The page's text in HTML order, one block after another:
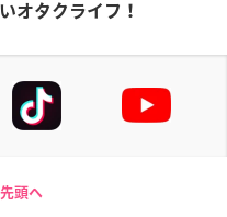
オタクライフ！
頭へ